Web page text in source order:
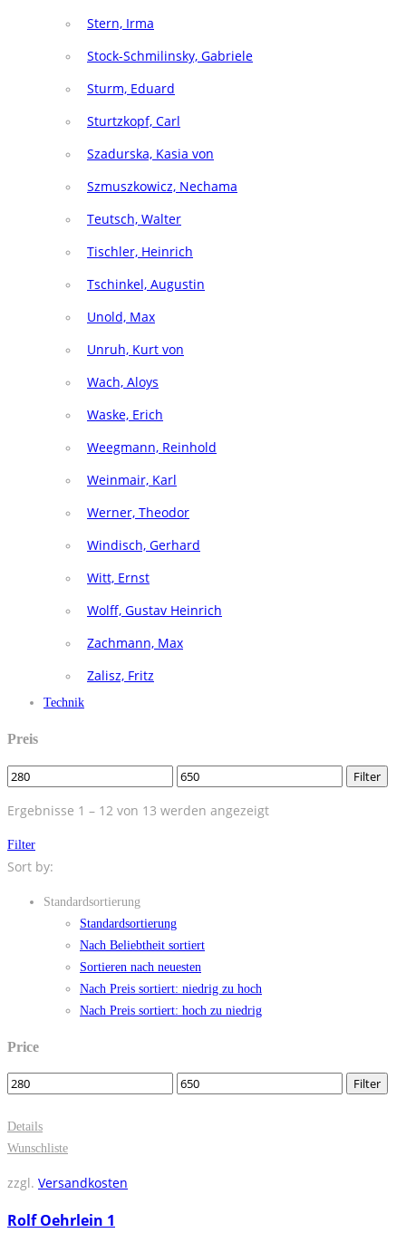
Stern, Irma
Stock-Schmilinsky, Gabriele
Sturm, Eduard
Sturtzkopf, Carl
Szadurska, Kasia von
Szmuszkowicz, Nechama
Teutsch, Walter
Tischler, Heinrich
Tschinkel, Augustin
Unold, Max
Unruh, Kurt von
Wach, Aloys
Waske, Erich
Weegmann, Reinhold
Weinmair, Karl
Werner, Theodor
Windisch, Gerhard
Witt, Ernst
Wolff, Gustav Heinrich
Zachmann, Max
Zalisz, Fritz
Technik
Preis
Filter
Ergebnisse 1 – 12 von 13 werden angezeigt
Filter
Sort by:
Standardsortierung
Standardsortierung
Nach Beliebtheit sortiert
Sortieren nach neuesten
Nach Preis sortiert: niedrig zu hoch
Nach Preis sortiert: hoch zu niedrig
Price
Filter
Details
Wunschliste
zzgl. Versandkosten
Rolf Oehrlein 1